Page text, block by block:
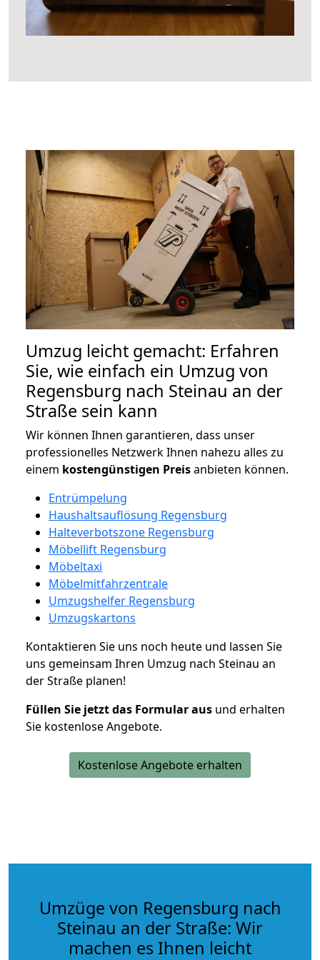
Umzug leicht gemacht: Erfahren
Sie, wie einfach ein Umzug von
Regensburg nach Steinau an der
Straße sein kann
Wir können Ihnen garantieren, dass unser
professionelles Netzwerk Ihnen nahezu alles zu
einem kostengünstigen Preisanbieten können.
Entrümpelung
Haushaltsauflösung Regensburg
Halteverbotszone Regensburg
Möbellift Regensburg
Möbeltaxi
Möbelmitfahrzentrale
Umzugshelfer Regensburg
Umzugskartons
Kontaktieren Sie uns noch heute und lassen Sie
uns gemeinsam Ihren Umzug nach Steinau an
der Straße planen!
Füllen Sie jetzt das Formular aus und erhalten
Sie kostenlose Angebote.
Kostenlose Angebote erhalten
Umzüge von Regensburg nach
Steinau an der Straße: Wir
machen es Ihnen leicht